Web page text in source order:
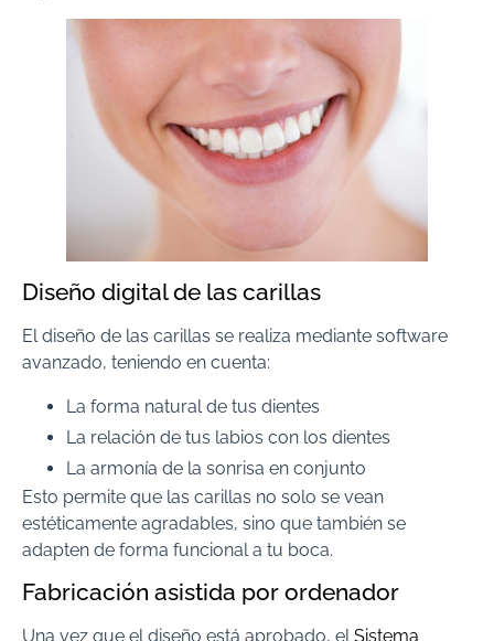
Diseño digital de las carillas
El diseño de las carillas se realiza mediante software
avanzado, teniendo en cuenta:
La forma natural de tus dientes
La relación de tus labios con los dientes
La armonía de la sonrisa en conjunto
Esto permite que las carillas no solo se vean
estéticamente agradables, sino que también se
adapten de forma funcional a tu boca.
Fabricación asistida por ordenador
Una vez que el diseño está aprobado, el Sistema